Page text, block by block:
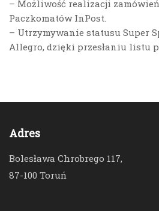
– Możliwość realizacji
Paczkomatów InPost.
– Utrzymywanie statusu Super
Allegro, dzięki przesłaniu listu
Adres
Bolesława Chrobrego 117,
87-100 Toruń